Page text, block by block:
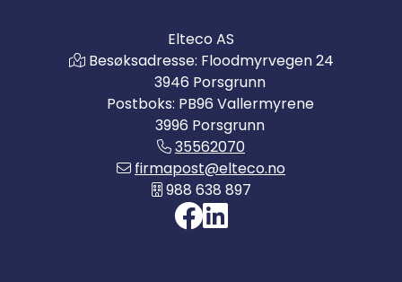
Elteco AS
Besøksadresse: Floodmyrvegen 24
3946 Porsgrunn
Postboks: PB96 Vallermyrene
3996 Porsgrunn
35562070
firmapost@elteco.no
988 638 897